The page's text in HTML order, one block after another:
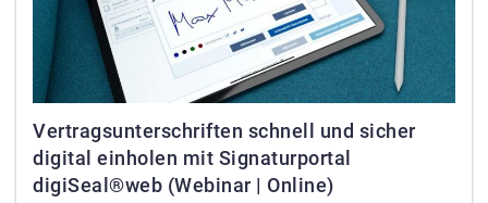
Vertragsunterschriften schnell und sicher
digital einholen mit Signaturportal
digiSeal®web (Webinar | Online)